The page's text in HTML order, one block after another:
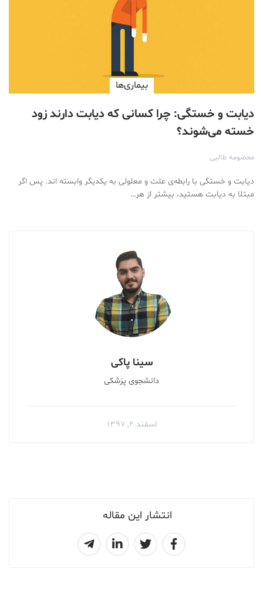
انتشار این مقاله
بیماری‌ها
دیابت و خستگی: چرا کسانی که دیابت دارند زود
خسته می‌شوند؟
معصومه طالبی
دیابت و خستگی با رابطه‌ی علت و معلولی به یکدیگر وابسته اند. پس اگر
مبتلا به دیابت هستید، بیشتر از هر…
سینا پاکی
دانشجوی پزشکی
اسفند ۲, ۱۳۹۷